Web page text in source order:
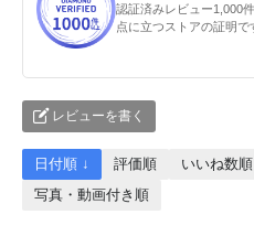
認証済みレビュー1,000
点に立つストアの証明で
レビューを書く
日付順 ↓ 評価順 いいね数順
写真・動画付き順